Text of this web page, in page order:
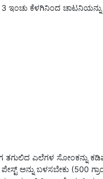
ಇಂಚು ಕೆಳಗಿನಿಂದ ಚಾಟನಿಯನ್ನು
ಎಲೆಗಳ ಸೋಂಕನ್ನು ಕಡಿಮೆ
ಅನ್ನು ಬಳಸಬೇಕು (500